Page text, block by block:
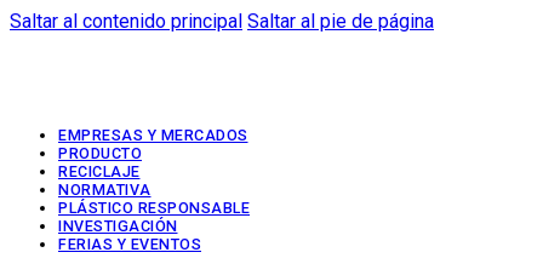
Saltar al contenido principal Saltar al pie de página
EMPRESAS Y MERCADOS
PRODUCTO
RECICLAJE
NORMATIVA
PLÁSTICO RESPONSABLE
INVESTIGACIÓN
FERIAS Y EVENTOS